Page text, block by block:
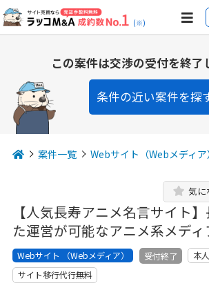
(※)
この案件は交渉の受付を終了
条件の近い案件を探
案件一覧 Webサイト（Webメディア）
【人気長寿アニメ名言サイト
た運営が可能なアニメ系メディ
気に
Webサイト （Webメディア） 受付終了
本
サイト移行代行無料